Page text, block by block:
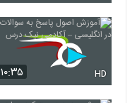
۱۰:۳۵ HD